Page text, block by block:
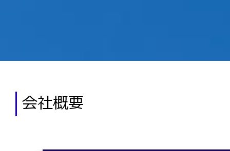
会社概要